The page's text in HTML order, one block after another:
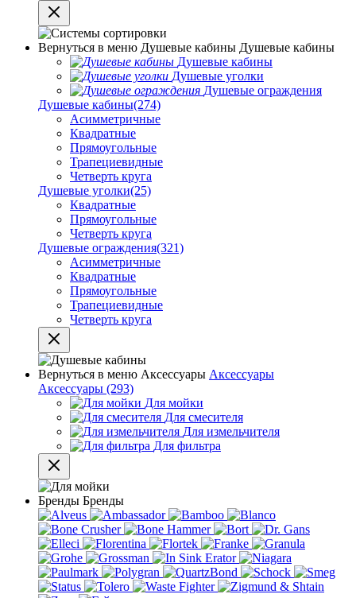
Вернуться в меню Душевые кабины Душевые кабины
Душевые кабины
Душевые уголки
Душевые ограждения
Душевые кабины(274)
Асимметричные
Квадратные
Прямоугольные
Трапециевидные
Четверть круга
Душевые уголки(25)
Квадратные
Прямоугольные
Четверть круга
Душевые ограждения(321)
Асимметричные
Квадратные
Прямоугольные
Трапециевидные
Четверть круга
Вернуться в меню Аксессуары Аксессуары
Аксессуары (293)
Для мойки
Для смесителя
Для измельчителя
Для фильтра
Бренды Бренды